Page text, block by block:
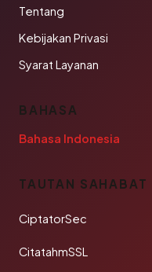
Tentang
Kebijakan Privasi
Syarat Layanan
BAHASA
Bahasa Indonesia
TAUTAN SAHABAT
CiptatorSec
CitatahmSSL